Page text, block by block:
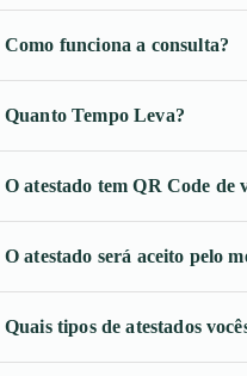
Como funciona a consulta?
Quanto Tempo Leva?
O atestado tem QR Code de
O atestado será aceito pelo
Quais tipos de atestados